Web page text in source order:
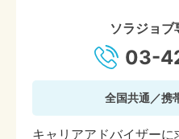
ソラジョ
03-
全国共通／携
キャリアアドバイザーに